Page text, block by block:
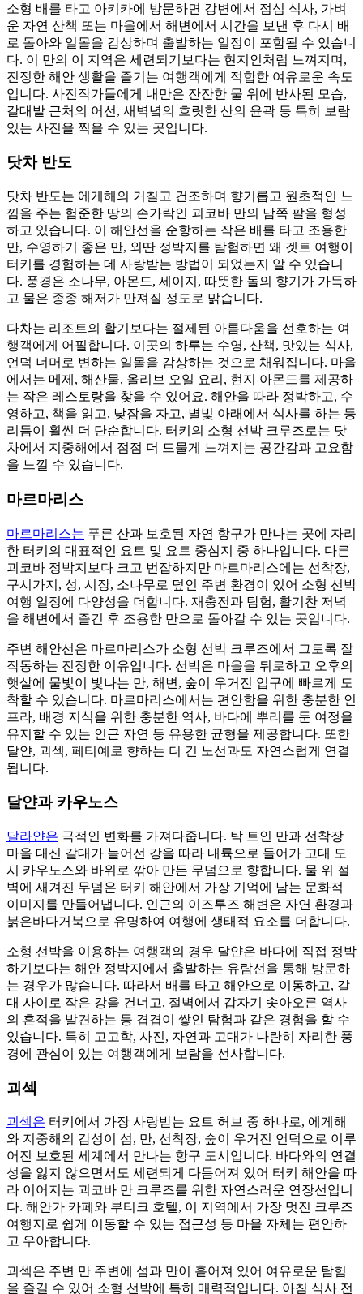
소형 배를 타고 아키카에 방문하면 강변에서 점심 식사, 가벼
운 자연 산책 또는 마을에서 해변에서 시간을 보낸 후 다시 배
로 돌아와 일몰을 감상하며 출발하는 일정이 포함될 수 있습니
다. 이 만의 이 지역은 세련되기보다는 현지인처럼 느껴지며,
진정한 해안 생활을 즐기는 여행객에게 적합한 여유로운 속도
입니다. 사진작가들에게 내만은 잔잔한 물 위에 반사된 모습,
갈대밭 근처의 어선, 새벽녘의 흐릿한 산의 윤곽 등 특히 보람
있는 사진을 찍을 수 있는 곳입니다.
닷차 반도
닷차 반도는 에게해의 거칠고 건조하며 향기롭고 원초적인 느
낌을 주는 험준한 땅의 손가락인 괴코바 만의 남쪽 팔을 형성
하고 있습니다. 이 해안선을 순항하는 작은 배를 타고 조용한
만, 수영하기 좋은 만, 외딴 정박지를 탐험하면 왜 겟트 여행이
터키를 경험하는 데 사랑받는 방법이 되었는지 알 수 있습니
다. 풍경은 소나무, 아몬드, 세이지, 따뜻한 돌의 향기가 가득하
고 물은 종종 해저가 만져질 정도로 맑습니다.
다차는 리조트의 활기보다는 절제된 아름다움을 선호하는 여
행객에게 어필합니다. 이곳의 하루는 수영, 산책, 맛있는 식사,
언덕 너머로 변하는 일몰을 감상하는 것으로 채워집니다. 마을
에서는 메제, 해산물, 올리브 오일 요리, 현지 아몬드를 제공하
는 작은 레스토랑을 찾을 수 있어요. 해안을 따라 정박하고, 수
영하고, 책을 읽고, 낮잠을 자고, 별빛 아래에서 식사를 하는 등
리듬이 훨씬 더 단순합니다. 터키의 소형 선박 크루즈로는 닷
차에서 지중해에서 점점 더 드물게 느껴지는 공간감과 고요함
을 느낄 수 있습니다.
마르마리스
마르마리스는 푸른 산과 보호된 자연 항구가 만나는 곳에 자리
한 터키의 대표적인 요트 및 요트 중심지 중 하나입니다. 다른
괴코바 정박지보다 크고 번잡하지만 마르마리스에는 선착장,
구시가지, 성, 시장, 소나무로 덮인 주변 환경이 있어 소형 선박
여행 일정에 다양성을 더합니다. 재충전과 탐험, 활기찬 저녁
을 해변에서 즐긴 후 조용한 만으로 돌아갈 수 있는 곳입니다.
주변 해안선은 마르마리스가 소형 선박 크루즈에서 그토록 잘
작동하는 진정한 이유입니다. 선박은 마을을 뒤로하고 오후의
햇살에 물빛이 빛나는 만, 해변, 숲이 우거진 입구에 빠르게 도
착할 수 있습니다. 마르마리스에서는 편안함을 위한 충분한 인
프라, 배경 지식을 위한 충분한 역사, 바다에 뿌리를 둔 여정을
유지할 수 있는 인근 자연 등 유용한 균형을 제공합니다. 또한
달얀, 괴섹, 페티예로 향하는 더 긴 노선과도 자연스럽게 연결
됩니다.
달얀과 카우노스
달라얀은 극적인 변화를 가져다줍니다. 탁 트인 만과 선착장
마을 대신 갈대가 늘어선 강을 따라 내륙으로 들어가 고대 도
시 카우노스와 바위로 깎아 만든 무덤으로 향합니다. 물 위 절
벽에 새겨진 무덤은 터키 해안에서 가장 기억에 남는 문화적
이미지를 만들어냅니다. 인근의 이즈투즈 해변은 자연 환경과
붉은바다거북으로 유명하여 여행에 생태적 요소를 더합니다.
소형 선박을 이용하는 여행객의 경우 달얀은 바다에 직접 정박
하기보다는 해안 정박지에서 출발하는 유람선을 통해 방문하
는 경우가 많습니다. 따라서 배를 타고 해안으로 이동하고, 갈
대 사이로 작은 강을 건너고, 절벽에서 갑자기 솟아오른 역사
의 흔적을 발견하는 등 겹겹이 쌓인 탐험과 같은 경험을 할 수
있습니다. 특히 고고학, 사진, 자연과 고대가 나란히 자리한 풍
경에 관심이 있는 여행객에게 보람을 선사합니다.
괴섹
괴섹은 터키에서 가장 사랑받는 요트 허브 중 하나로, 에게해
와 지중해의 감성이 섬, 만, 선착장, 숲이 우거진 언덕으로 이루
어진 보호된 세계에서 만나는 항구 도시입니다. 바다와의 연결
성을 잃지 않으면서도 세련되게 다듬어져 있어 터키 해안을 따
라 이어지는 괴코바 만 크루즈를 위한 자연스러운 연장선입니
다. 해안가 카페와 부티크 호텔, 이 지역에서 가장 멋진 크루즈
여행지로 쉽게 이동할 수 있는 접근성 등 마을 자체는 편안하
고 우아합니다.
괴섹은 주변 만 주변에 섬과 만이 흩어져 있어 여유로운 탐험
을 즐길 수 있어 소형 선박에 특히 매력적입니다. 아침 식사 전